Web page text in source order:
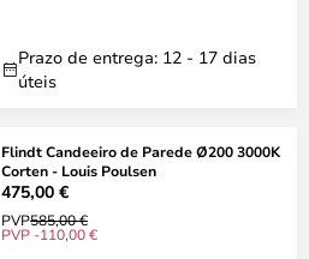
Prazo de entrega: 12 - 17 dias
úteis
Flindt Candeeiro de Parede Ø200 3000K
Corten - Louis Poulsen
475,00 €
PVP585,00 €
PVP -110,00 €